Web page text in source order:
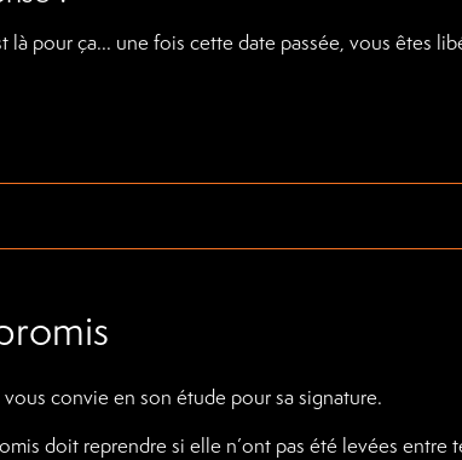
là pour ça... une fois cette date passée, vous êtes
convie en son étude pour sa signature.
doit reprendre si elle n’ont pas été levées entre